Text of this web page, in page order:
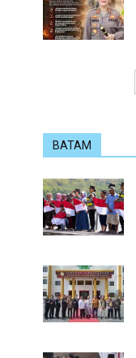
BATAM